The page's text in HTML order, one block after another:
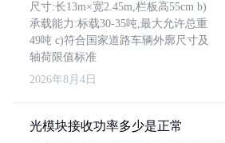
尺寸:长13m×宽2.45m,栏板高55cm b)
承载能力:标载30-35吨,最大允许总重
49吨 c)符合国家道路车辆外廓尺寸及
轴荷限值标准
2026年8月4日
光模块接收功率多少是正常